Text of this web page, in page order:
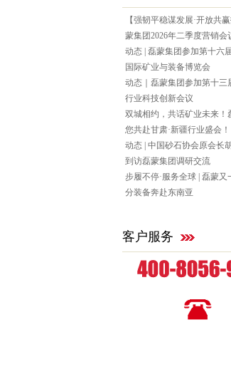
【强韧平稳谋发展·开放共
蒙集团2026年二季度营销会
动态 | 磊蒙集团参加第十六
国际矿业与装备博览会
动态｜磊蒙集团参加第十三
行业科技创新会议
双城相约，共话矿业未来！
您共赴甘肃·新疆行业盛会！
动态 | 中国砂石协会原会长
到访磊蒙集团调研交流
步履不停·服务全球 | 磊蒙又
分装备奔赴东南亚
客户服务